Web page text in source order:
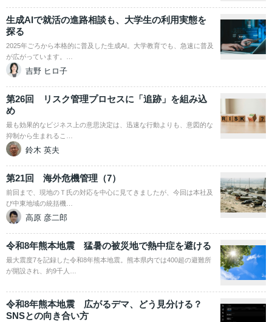
生成AIで就活の進路相談も、大学生の利用実態を
探る
2025年ごろから本格的に普及した生成AI。大学教育でも、急速に普及
が広がっています。…
吉野 ヒロ子
第26回 リスク管理プロセスに「追跡」を組み込
め
最も効果的なビジネス上の意思決定は、迅速な行動よりも、意図的な
抑制から生まれるこ…
鈴木 英夫
第21回 海外危機管理（7）
前回まで、現地のＴ氏の対応を中心に見てきましたが、今回は本社及
び中東地域の統括機…
高原 彦二郎
令和8年熊本地震 猛暑の被災地で熱中症を避ける
最大震度7を記録した令和8年熊本地震。熊本県内では400超の避難所
が開設され、約9千人…
令和8年熊本地震 広がるデマ、どう見分ける？
SNSとの向き合い方